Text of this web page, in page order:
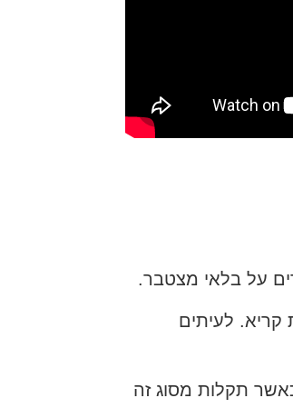
על בלאי מצטבר.
קריא. לעיתים
תקלות מסוג זה